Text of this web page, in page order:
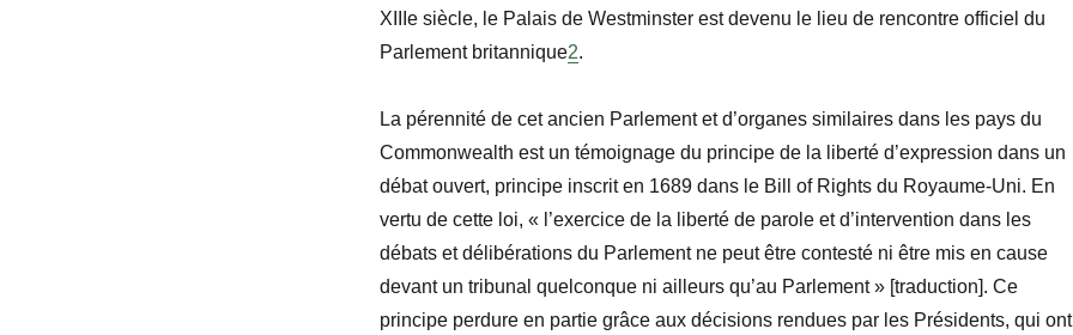
XIII esiècle, le Palais de Westminster est devenu le lieu de rencontre officiel du
Parlement britannique2.
La pérennité de cet ancien Parlement et d’organes similaires dans les pays du
Commonwealth est un témoignage du principe de la liberté d’expression dans un
débat ouvert, principe inscrit en 1689 dans le Bill of Rightsdu Royaume-Uni. En
vertu de cette loi, « l’exercice de la liberté de parole et d’intervention dans les
débats et délibérations du Parlement ne peut être contesté ni être mis en cause
devant un tribunal quelconque ni ailleurs qu’au Parlement»[traduction]. Ce
principe perdure en partie grâce aux décisions rendues par les Présidents, qui ont